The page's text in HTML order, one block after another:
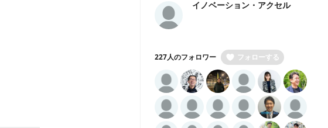
イノベーション・アクセル
227人のフォロワー フォローする